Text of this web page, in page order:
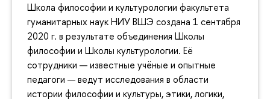
Школа философии и культурологии факультета
гуманитарных наук НИУ ВШЭ создана 1 сентября
2020 г. в результате объединения Школы
философии и Школы культурологии. Её
сотрудники — известные учёные и опытные
педагоги — ведут исследования в области
истории философии и культуры, этики, логики,